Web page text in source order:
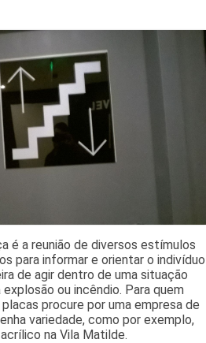
é a reunião de diversos estímulos
para informar e orientar o indivíduo
de agir dentro de uma situação
ou incêndio. Para quem
procure por uma empresa de
variedade, como por exemplo,
na Vila Matilde.